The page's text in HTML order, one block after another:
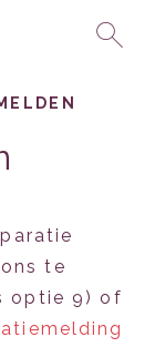
te
optie 9) of